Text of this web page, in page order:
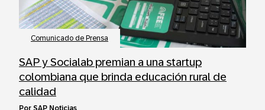
Comunicado de Prensa
SAP y Socialab premian a una startup
colombiana que brinda educación rural de
calidad
por SAP Noticias